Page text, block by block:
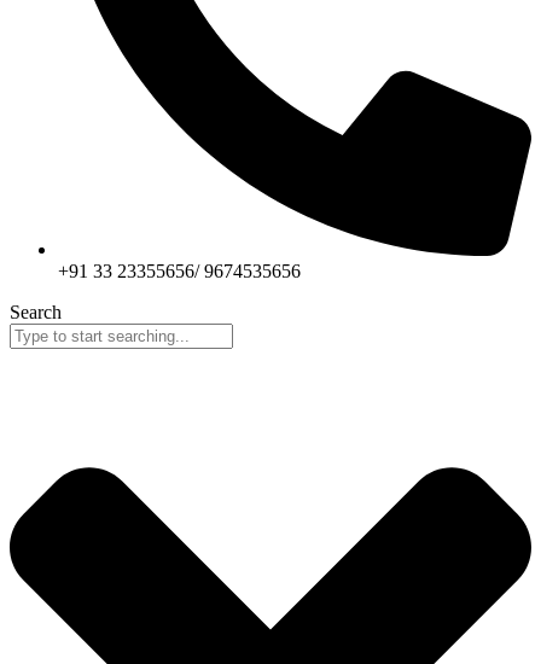
+91 33 23355656/ 9674535656
Search